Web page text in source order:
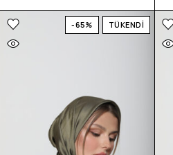
-65% TÜKENDİ